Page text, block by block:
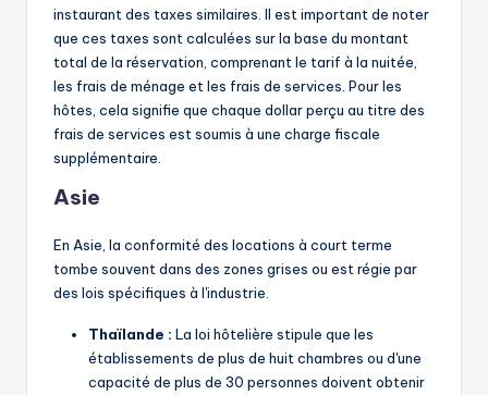
instaurant des taxes similaires. Il est important de noter
que ces taxes sont calculées sur la base du montant
total de la réservation, comprenant le tarif à la nuitée,
les frais de ménage et les frais de services. Pour les
hôtes, cela signifie que chaque dollar perçu au titre des
frais de services est soumis à une charge fiscale
supplémentaire.
Asie
En Asie, la conformité des locations à court terme
tombe souvent dans des zones grises ou est régie par
des lois spécifiques à l'industrie.
Thaïlande : La loi hôtelière stipule que les
établissements de plus de huit chambres ou d'une
capacité de plus de 30 personnes doivent obtenir